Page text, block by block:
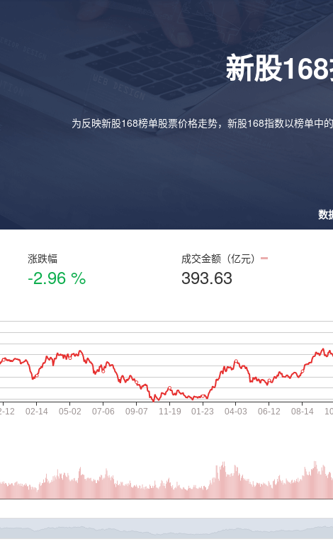
新股
为反映新股168榜单股票价格走势，新股168指数以榜单中
数
涨跌幅
-2.96 %
成交金额（亿元）
393.63